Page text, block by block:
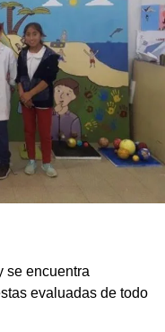
se encuentra
evaluadas de todo